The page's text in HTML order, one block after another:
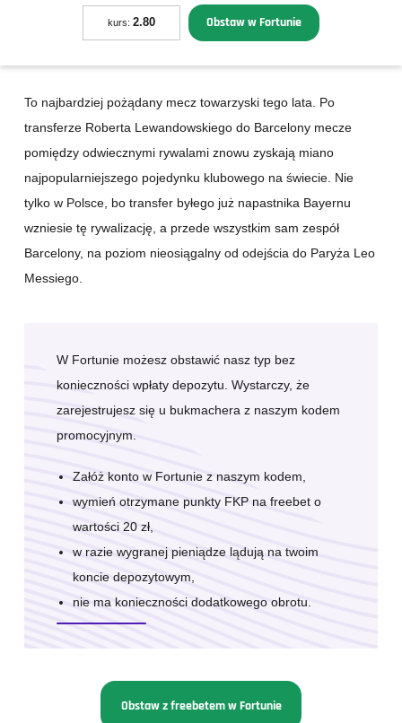
kurs:2.80 Obstaw w Fortunie
To najbardziej pożądany mecz towarzyski tego lata. Po
transferze Roberta Lewandowskiego do Barcelony mecze
pomiędzy odwiecznymi rywalami znowu zyskają miano
najpopularniejszego pojedynku klubowego na świecie. Nie
tylko w Polsce, bo transfer byłego już napastnika Bayernu
wzniesie tę rywalizację, a przede wszystkim sam zespół
Barcelony, na poziom nieosiągalny od odejścia do Paryża Leo
Messiego.
W Fortunie możesz obstawić nasz typ bez
konieczności wpłaty depozytu. Wystarczy, że
zarejestrujesz się u bukmachera z naszym kodem
promocyjnym.
Załóż konto w Fortunie z naszym kodem,
wymień otrzymane punkty FKP na freebet o
wartości 20 zł,
w razie wygranej pieniądze lądują na twoim
koncie depozytowym,
nie ma konieczności dodatkowego obrotu.
Obstaw z freebetem w Fortunie